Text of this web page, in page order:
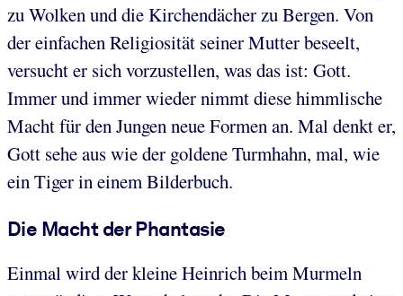
zu Wolken und die Kirchendächer zu Bergen. Von
der einfachen Religiosität seiner Mutter beseelt,
versucht er sich vorzustellen, was das ist: Gott.
Immer und immer wieder nimmt diese himmlische
Macht für den Jungen neue Formen an. Mal denkt er,
Gott sehe aus wie der goldene Turmhahn, mal, wie
ein Tiger in einem Bilderbuch.
Die Macht der Phantasie
Einmal wird der kleine Heinrich beim Murmeln